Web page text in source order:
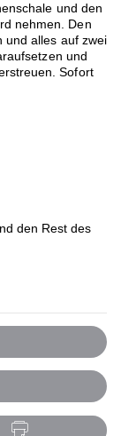
und den
nehmen. Den
und alles auf zwei
und
Sofort
den Rest des